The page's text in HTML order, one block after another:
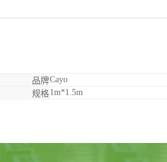
品牌Cayo
规格1m*1.5m